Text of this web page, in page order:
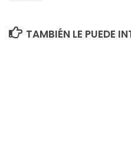
TAMBIÉN LE PUEDE